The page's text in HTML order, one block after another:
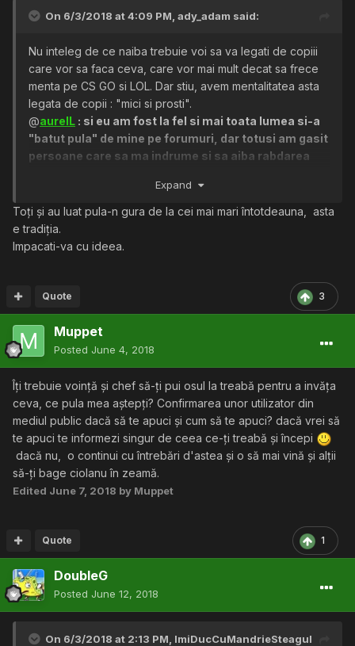
On 6/3/2018 at 4:09 PM, ady_adam said:
Nu inteleg de ce naiba trebuie voi sa va legati de copiii
care vor sa faca ceva, care vor mai mult decat sa frece
menta pe CS GO si LOL. Dar stiu, avem mentalitatea asta
legata de copii : "mici si prosti".
@aurelL : si eu am fost la fel si mai toata lumea si-a
"batut pula" de mine pe forumuri, dar totusi am gasit
persoane care sa ma indrume si sa aiba rabdarea
programare: depinde de ce ai vrea sa tu sa
faci/creezi.
Expand
Toți și au luat pula-n gura de la cei mai mari întotdeauna, asta
e tradiția.
Impacati-va cu ideea.
3
Quote
Muppet
Posted June 4, 2018
Îți trebuie voință și chef să-ți pui osul la treabă pentru a invăța
ceva, ce pula mea aștepți? Confirmarea unor utilizator din
mediul public dacă să te apuci și cum să te apuci? dacă vrei să
te apuci te informezi singur de ceea ce-ți treabă și începi
dacă nu, o continui cu întrebări d'astea și o să mai vină și alții
să-ți bage ciolanu în zeamă.
Edited June 7, 2018 by Muppet
1
Quote
DoubleG
Posted June 12, 2018
On 6/3/2018 at 2:13 PM, ImiDucCuMandrieSteagul